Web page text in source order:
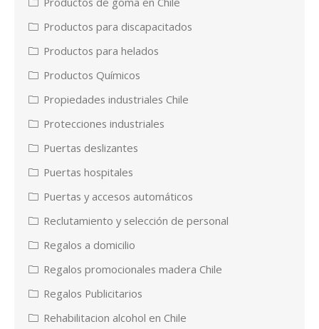
Productos para discapacitados
Productos para helados
Productos Químicos
Propiedades industriales Chile
Protecciones industriales
Puertas deslizantes
Puertas hospitales
Puertas y accesos automáticos
Reclutamiento y selección de personal
Regalos a domicilio
Regalos promocionales madera Chile
Regalos Publicitarios
Rehabilitacion alcohol en Chile